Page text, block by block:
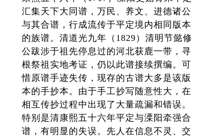
汇集天下大同谱，万民、养文、进德诸公
与其合谱，行成流传于平定境内相同版本
的族谱。清道光九年（1829）清明节懿修
公跋涉于祖先停息过的河北获鹿一带，寻
根祭祖实地考证，仍以此谱接续撰编。可
惜原谱手迹失传，现存的古谱大多是该版
本的手抄本。由于手工抄写随意性大，在
相互传抄过程中出现了大量疏漏和错误。
特别是清康熙五十六年平定与溧阳牵强合
谱，有明显的失误。先人在信息不灵、交